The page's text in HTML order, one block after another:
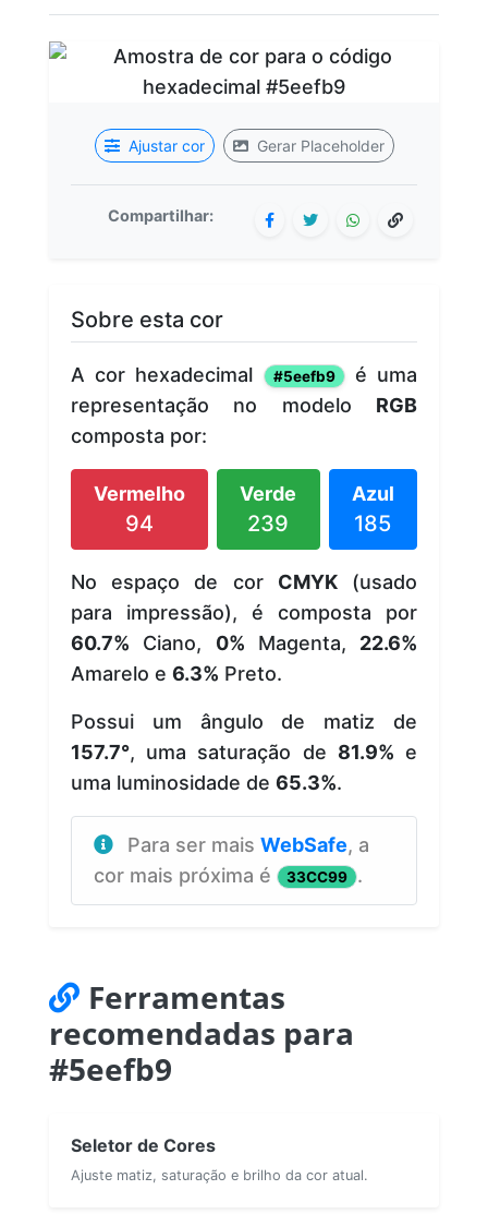
Ajustar cor Gerar Placeholder
Compartilhar:
Sobre esta cor
A cor hexadecimal #5eefb9 é uma
representação no modelo RGB
composta por:
Vermelho
94
Verde
239
Azul
185
No espaço de cor CMYK(usado
para impressão), é composta por
60.7% Ciano, 0% Magenta, 22.6%
Amarelo e 6.3% Preto.
Possui um ângulo de matiz de
157.7°, uma saturação de 81.9% e
uma luminosidade de 65.3%.
Para ser mais WebSafe, a
cor mais próxima é
33CC99 .
Ferramentas
recomendadas para
#5eefb9
Seletor de Cores
Ajuste matiz, saturação e brilho da cor atual.